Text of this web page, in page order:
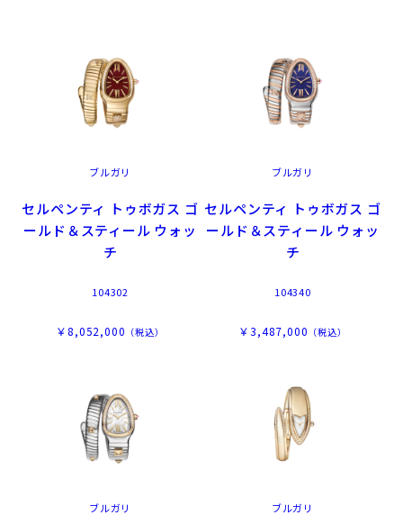
ブルガリ
セルペンティ トゥボガス ゴ
ールド＆スティール ウォッ
チ
104302
￥8,052,000 （税込）
ブルガリ
セルペンティ トゥボガス ゴ
ールド＆スティール ウォッ
チ
104340
￥3,487,000 （税込）
ブルガリ ブルガリ